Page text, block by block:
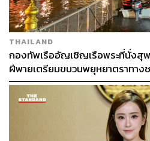
THAILAND
กองทัพเรืออัญเชิญเรือพระที่นั่ง
ฝีพายเตรียมขบวนพยุหยาตราทาง